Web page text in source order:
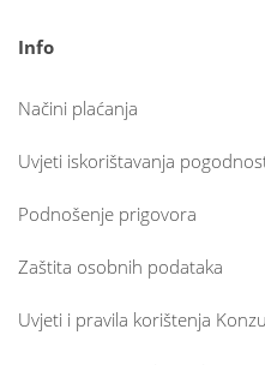
Info
Načini plaćanja
Uvjeti iskorištavanja
Podnošenje prigovora
Zaštita osobnih podataka
Uvjeti i pravila korištenja